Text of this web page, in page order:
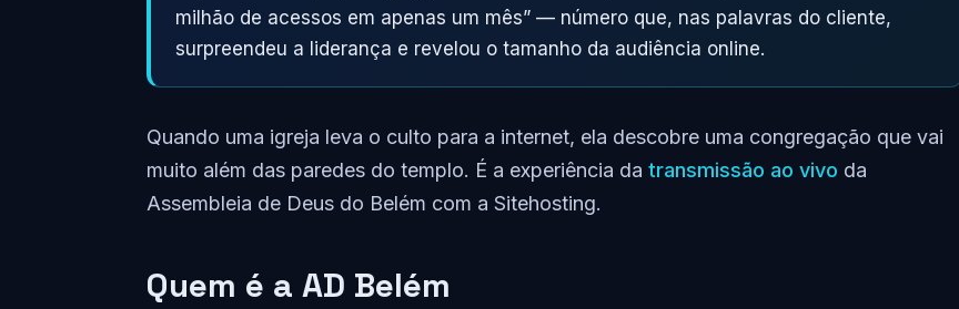
milhão de acessos em apenas um mês” — número que, nas palavras do cliente,
surpreendeu a liderança e revelou o tamanho da audiência online.
Quando uma igreja leva o culto para a internet, ela descobre uma congregação que vai
muito além das paredes do templo. É a experiência da transmissão ao vivo da
Assembleia de Deus do Belém com a Sitehosting.
Quem é a AD Belém